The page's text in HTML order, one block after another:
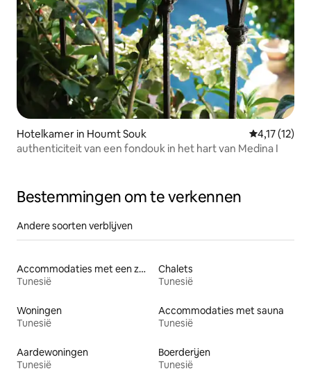
Hotelkamer in Houmt Souk Gemiddelde
4,17 (12)
authenticiteit van een fondouk in het hart van Medina I
Bestemmingen om te verkennen
Andere soorten verblijven
Accommodaties met een zwembad
Tunesië
Chalets
Tunesië
Woningen
Tunesië
Accommodaties met sauna
Tunesië
Aardewoningen
Tunesië
Boerderijen
Tunesië